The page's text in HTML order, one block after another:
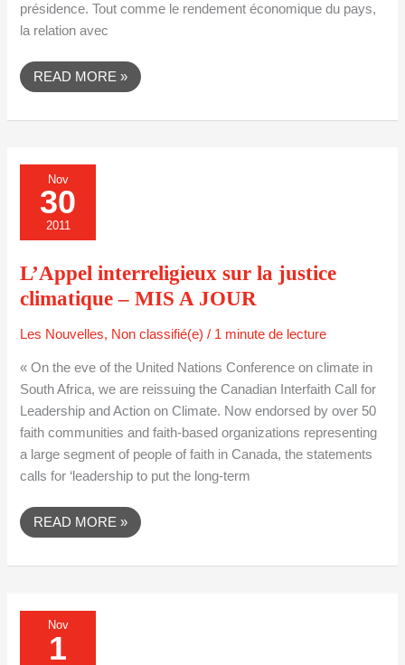
présidence. Tout comme le rendement économique du pays,
la relation avec
READ MORE »
Nov
30
2011
L’Appel interreligieux sur la justice
climatique – MIS A JOUR
Les Nouvelles, Non classifié(e) / 1 minute de lecture
« On the eve of the United Nations Conference on climate in
South Africa, we are reissuing the Canadian Interfaith Call for
Leadership and Action on Climate. Now endorsed by over 50
faith communities and faith-based organizations representing
a large segment of people of faith in Canada, the statements
calls for ‘leadership to put the long-term
INTERRELIGIEUX
SUR
LA
JUSTICE
CLIMATIQUE
A
JOUR
READ MORE »
Nov
1
MINISTRE